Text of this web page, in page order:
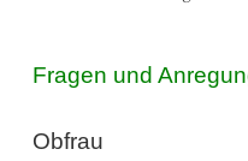
Fragen und
Obfrau